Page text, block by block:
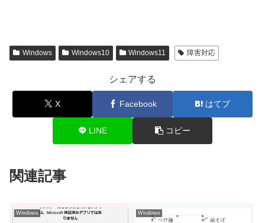
Windows Windows10 Windows11 障害対応
シェアする
X Facebook はてブ
LINE コピー
関連記事
Windows Windows